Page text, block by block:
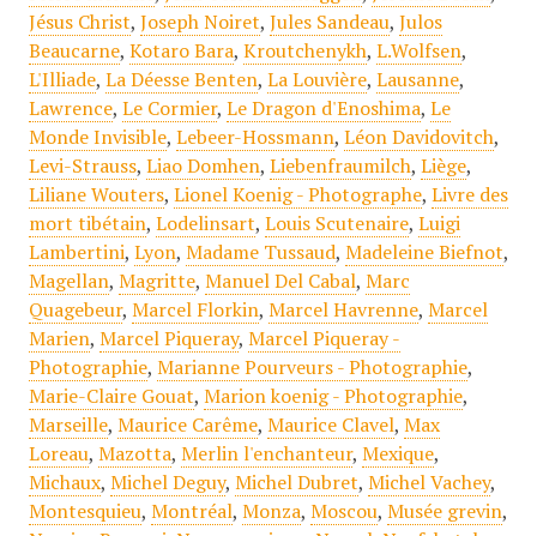
Jésus Christ, Joseph Noiret, Jules Sandeau, Julos
Beaucarne, Kotaro Bara, Kroutchenykh, L.Wolfsen,
L'Illiade, La Déesse Benten, La Louvière, Lausanne,
Lawrence, Le Cormier, Le Dragon d'Enoshima, Le
Monde Invisible, Lebeer-Hossmann, Léon Davidovitch,
Levi-Strauss, Liao Domhen, Liebenfraumilch, Liège,
Liliane Wouters, Lionel Koenig - Photographe, Livre des
mort tibétain, Lodelinsart, Louis Scutenaire, Luigi
Lambertini, Lyon, Madame Tussaud, Madeleine Biefnot,
Magellan, Magritte, Manuel Del Cabal, Marc
Quagebeur, Marcel Florkin, Marcel Havrenne, Marcel
Marien, Marcel Piqueray, Marcel Piqueray -
Photographie, Marianne Pourveurs - Photographie,
Marie-Claire Gouat, Marion koenig - Photographie,
Marseille, Maurice Carême, Maurice Clavel, Max
Loreau, Mazotta, Merlin l'enchanteur, Mexique,
Michaux, Michel Deguy, Michel Dubret, Michel Vachey,
Montesquieu, Montréal, Monza, Moscou, Musée grevin,